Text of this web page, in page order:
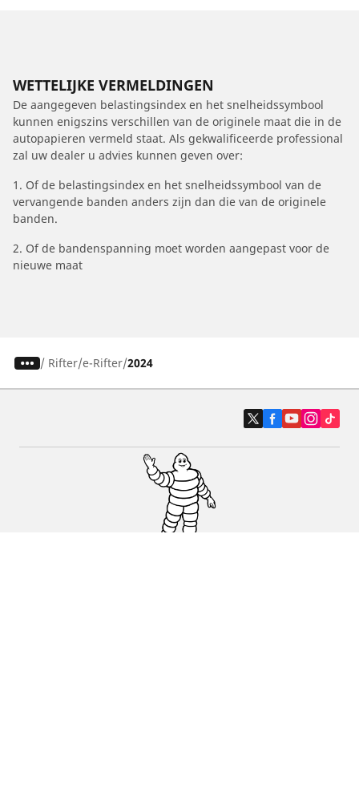
WETTELIJKE VERMELDINGEN
De aangegeven belastingsindex en het snelheidssymbool
kunnen enigszins verschillen van de originele maat die in de
autopapieren vermeld staat. Als gekwalificeerde professional
zal uw dealer u advies kunnen geven over:
1. Of de belastingsindex en het snelheidssymbool van de
vervangende banden anders zijn dan die van de originele
banden.
2. Of de bandenspanning moet worden aangepast voor de
nieuwe maat
/ Rifter e-Rifter 2024